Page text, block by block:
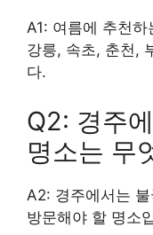
A1: 여름에 추천
강릉, 속초, 춘천,
다.
Q2: 경주
명소는 무
A2: 경주에서는
방문해야 할 명소